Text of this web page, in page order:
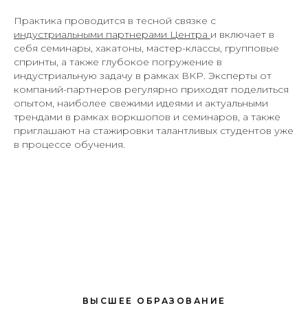
Практика проводится в тесной связке с
индустриальными партнерами Центра и включает в
себя семинары, хакатоны, мастер-классы, групповые
спринты, а также глубокое погружение в
индустриальную задачу в рамках ВКР. Эксперты от
компаний-партнеров регулярно приходят поделиться
опытом, наиболее свежими идеями и актуальными
трендами в рамках воркшопов и семинаров, а также
приглашают на стажировки талантливых студентов уже
в процессе обучения.
ВЫСШЕЕ ОБРАЗОВАНИЕ